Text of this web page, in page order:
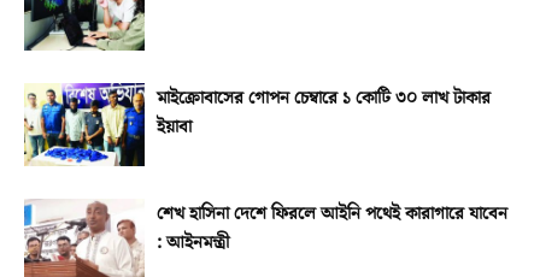
মাইক্রোবাসের গোপন চেম্বারে ১ কোটি ৩০ লাখ টাকার
ইয়াবা
শেখ হাসিনা দেশে ফিরলে আইনি পথেই কারাগারে যাবেন
: আইনমন্ত্রী